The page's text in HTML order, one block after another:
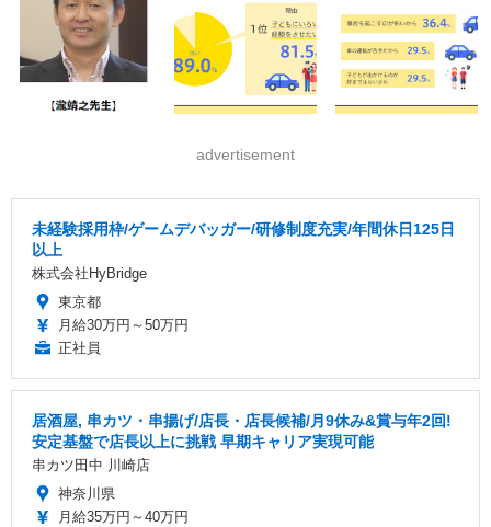
advertisement
未経験採用枠/ゲームデバッガー/研修制度充実/年間休日125日
以上
株式会社HyBridge
東京都
月給30万円～50万円
正社員
居酒屋, 串カツ・串揚げ/店長・店長候補/月9休み&賞与年2回!
安定基盤で店長以上に挑戦 早期キャリア実現可能
串カツ田中 川崎店
神奈川県
月給35万円～40万円